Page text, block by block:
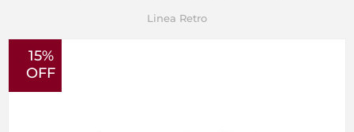
Linea Retro
15%
OFF